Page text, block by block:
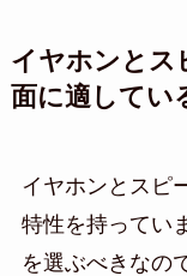
イヤホンとス
面に適してい
イヤホンとスピ
特性を持ってい
を選ぶべきなの